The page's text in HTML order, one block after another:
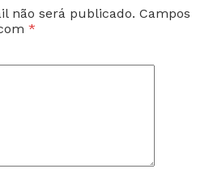
não será publicado. Campos
*